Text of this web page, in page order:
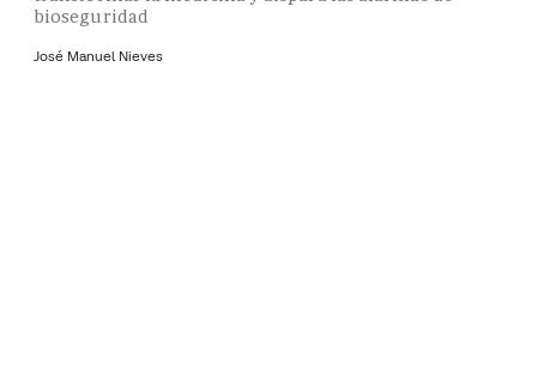
bioseguridad
José Manuel Nieves